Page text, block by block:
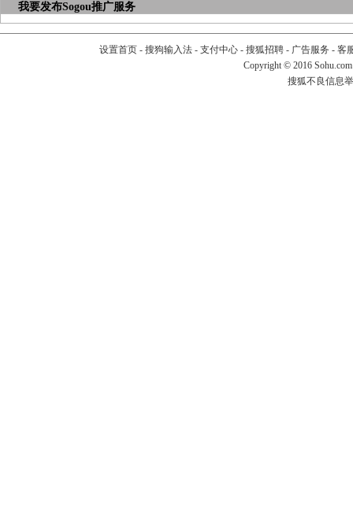
我要发布Sogou推广服务
设置首页- 搜狗输入法- 支付中心- 搜狐招聘- 广告服务 - 客
Copyright © 2016
搜狐不良信息